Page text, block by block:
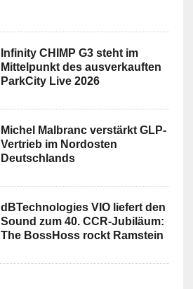
Infinity CHIMP G3 steht im
Mittelpunkt des ausverkauften
ParkCity Live 2026
Michel Malbranc verstärkt GLP-
Vertrieb im Nordosten
Deutschlands
dBTechnologies VIO liefert den
Sound zum 40. CCR-Jubiläum:
The BossHoss rockt Ramstein